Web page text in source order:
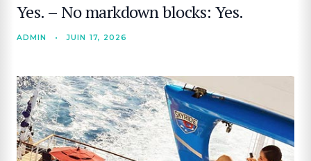
Yes. – No markdown blocks: Yes.
ADMIN • JUIN 17, 2026